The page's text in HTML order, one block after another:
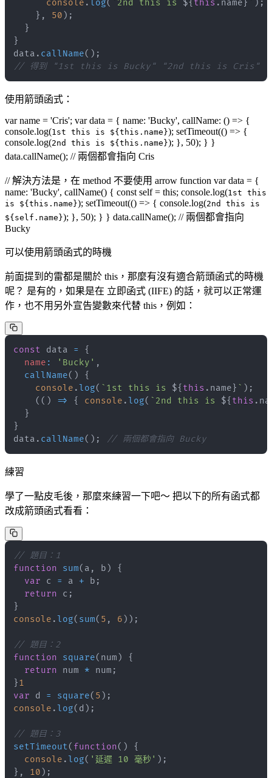
console . log( 2nd this is ${ this . name } ) ;
} , 50 ) ;
}
}
data . callName( ) ;
// 得到 "1st this is Bucky" "2nd this is Cris"
使用箭頭函式：
var name = 'Cris'; var data = { name: 'Bucky', callName: () => {
console.log(1st this is ${this.name}); setTimeout(() => {
console.log(2nd this is ${this.name}); }, 50); } }
data.callName(); // 兩個都會指向 Cris
// 解決方法是，在 method 不要使用 arrow function var data = {
name: 'Bucky', callName() { const self = this; console.log(1st this
is ${this.name}); setTimeout(() => { console.log(2nd this is
${self.name}); }, 50); } } data.callName(); // 兩個都會指向
Bucky
可以使用箭頭函式的時機
前面提到的雷都是關於 this，那麼有沒有適合箭頭函式的時機
呢？ 是有的，如果是在 立即函式 (IIFE) 的話，就可以正常運
作，也不用另外宣告變數來代替 this，例如：
const data =
{
name : 'Bucky' ,
callName( )
{
console . log( ` 1st this is ${ this . name } ` ) ;
( ( ) => { console . log( ` 2nd this is ${ this .
}
}
data . callName( ) ; // 兩個都會指向 Bucky
練習
學了一點皮毛後，那麼來練習一下吧～ 把以下的所有函式都
改成箭頭函式看看：
// 題目：1
function
sum( a , b )
{
var c = a + b ;
return c ;
}
console .log( sum( 5 , 6 ) ) ;
// 題目：2
function
square( num )
{
return num * num ;
}1
var d = square( 5 ) ;
console .log( d ) ;
// 題目：3
setTimeout( function( )
{
console .log( '延遲 10 毫秒' ) ;
} , 10 ) ;